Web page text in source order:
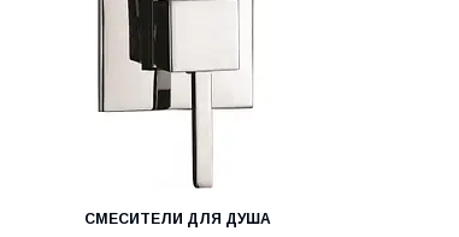
СМЕСИТЕЛИ ДЛЯ ДУША